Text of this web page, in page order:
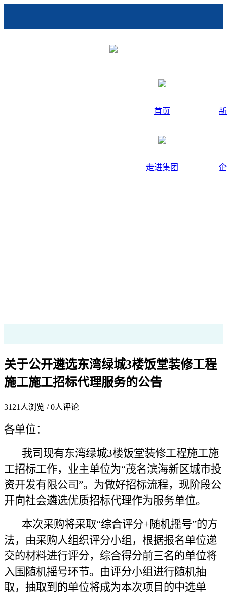
首页
走进集团
关于公开遴选东湾绿城3楼饭堂装修工程
施工施工招标代理服务的公告
3121 人浏览 /0人评论
各单位：
我司现有东湾绿城3楼饭堂装修工程施工施
工招标工作， 业主单位为“茂名滨海新区城市投
资开发有限公司”。为做好招标流程，现阶段公
开向社会遴选优质招标代理作为服务单位。
本次采购将采取“综合评分+随机摇号”的方
法， 由采购人组织评分小组，根据报名单位递
交的材料进行评分，综合得分前三名的单位将
入围随机摇号环节。由评分小组进行随机抽
取，抽取到的单位将成为本次项目的中选单